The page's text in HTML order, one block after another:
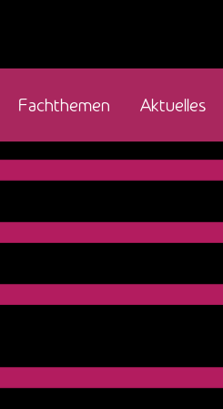
Fachthemen Aktuelles